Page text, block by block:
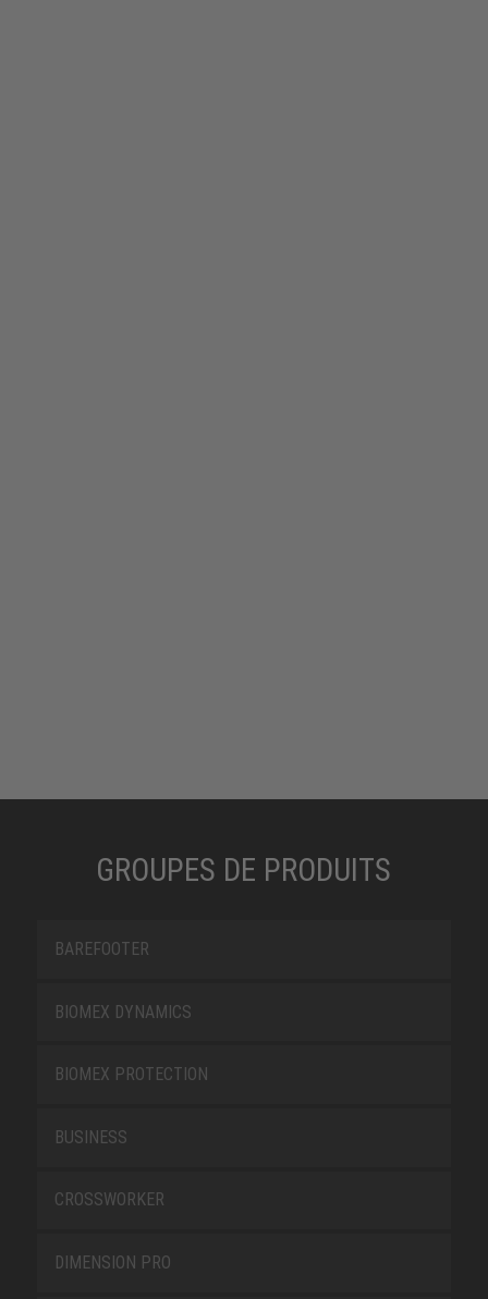
GROUPES DE PRODUITS
BAREFOOTER
BIOMEX DYNAMICS
BIOMEX PROTECTION
BUSINESS
CROSSWORKER
DIMENSION PRO